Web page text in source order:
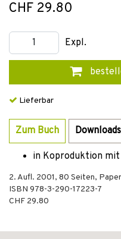
CHF 29.80
Expl.
Lieferbar
Zum Buch Downloads
in Koproduktion mit
2. Aufl. 2001, 80 Seiten,
ISBN 978-3-290-17223-7
CHF 29.80